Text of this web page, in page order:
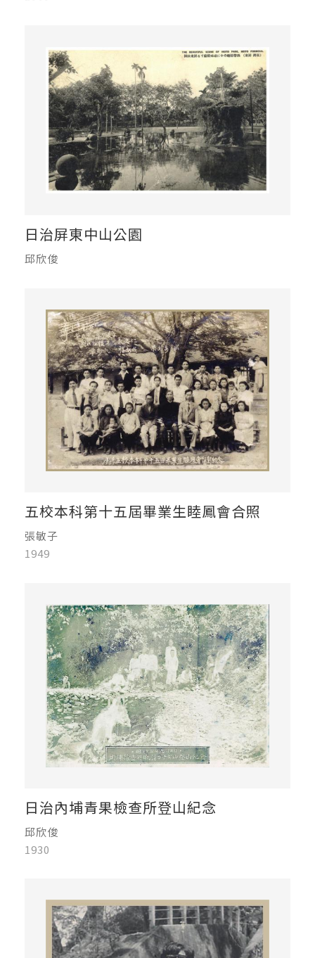
日治屏東中山公園
邱欣俊
五校本科第十五屆畢業生睦鳳會合照
張敏子
1949
日治內埔青果檢查所登山紀念
邱欣俊
1930